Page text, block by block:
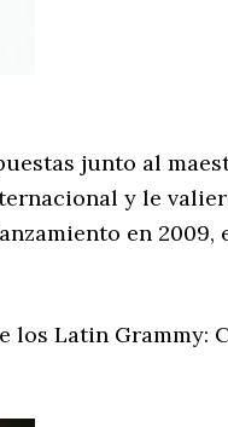
junto al
y le
en 2009,
los Latin Grammy: